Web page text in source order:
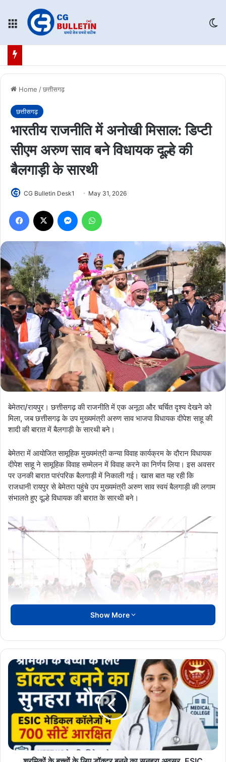
Menu
Home /छत्तीसगढ़
छत्तीसगढ़
भारतीय राजनीति में अनोखी मिसाल: डिप्टी
सीएम अरुण साव बने विधायक दूल्हे की
बैलगाड़ी के सारथी
CG Bulletin Desk1 May 31, 2026
Facebook Messenger
बेमेतरा/रायपुर। छत्तीसगढ़ की राजनीति में एक अनूठा और चर्चित दृश्य देखने को
मिला, जब छत्तीसगढ़ के उप मुख्यमंत्री अरुण साव भाजपा विधायक दीपेश साहू की
शादी की बारात में बैलगाड़ी के सारथी बने।
बेमेतरा में आयोजित सामूहिक मुख्यमंत्री कन्या विवाह कार्यक्रम के दौरान विधायक
दीपेश साहू ने सामूहिक विवाह सम्मेलन में विवाह करने का निर्णय लिया। इस अवसर
पर उनकी बारात पारंपरिक बैलगाड़ी में निकाली गई। खास बात यह रही कि
राजधानी रायपुर से बेमेतरा पहुंचे उप मुख्यमंत्री अरुण साव स्वयं बैलगाड़ी की लगाम
संभालते हुए दूल्हे विधायक की बारात के सारथी बने।
इस अनोखे दृश्य ने लोगों का ध्यान आकर्षित किया और कार्यक्रम में मौजूद लोगों ने
इसे सादगी, परंपरा और जनसामान्य से जुड़ाव का प्रतीक बताया। बैलगाड़ी में
निकली यह बारात क्षेत्र में चर्चा का विषय बनी रही।कार्यक्रम में बड़ी संख्या में
जनप्रतिनिधि, सामाजिक कार्यकर्ता और स्थानीय नागरिक उपस्थित रहे। विधायक
दीपेश साहू का सामूहिक विवाह सम्मेलन में विवाह करने का निर्णय भी लोगों के बीच
सराहना का विषय बना।
Show More
श्रमिकों
बच्चों
डॉक्टर
का
सुनहरा
अवसर,